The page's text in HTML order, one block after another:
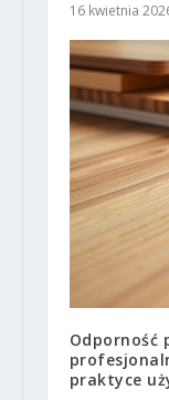
16 kwietnia
Odporność
praktyce